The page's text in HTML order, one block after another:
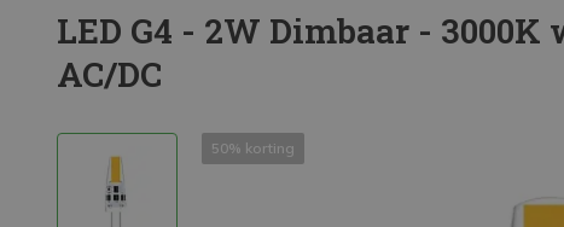
LED Panelen
LED TL
LED Schijnwerpers
LED G4 - 2W Dimbaar -
AC/DC
50% korting